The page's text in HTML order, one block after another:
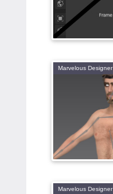
Marvelous Designer
Marvelous Designer